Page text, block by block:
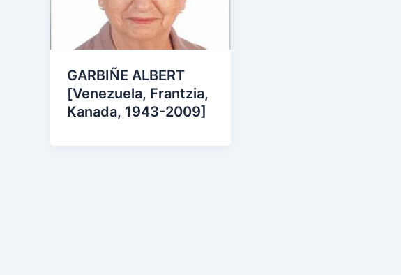
GARBIÑE ALBERT
[Venezuela, Frantzia,
Kanada, 1943-2009]